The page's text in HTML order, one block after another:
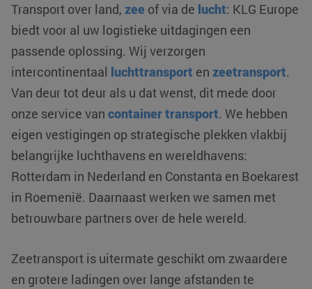
Transport over land, zee of via de lucht: KLG Europe
biedt voor al uw logistieke uitdagingen een
passende oplossing. Wij verzorgen
intercontinentaal luchttransport en zeetransport.
Van deur tot deur als u dat wenst, dit mede door
onze service van container transport. We hebben
eigen vestigingen op strategische plekken vlakbij
belangrijke luchthavens en wereldhavens:
Rotterdam in Nederland en Constanta en Boekarest
in Roemenië. Daarnaast werken we samen met
betrouwbare partners over de hele wereld.
Zeetransport is uitermate geschikt om zwaardere
en grotere ladingen over lange afstanden te